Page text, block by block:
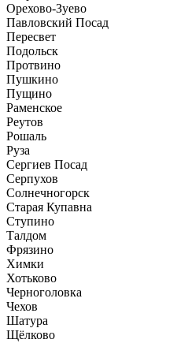
Орехово-Зуево
Павловский Посад
Пересвет
Подольск
Протвино
Пушкино
Пущино
Раменское
Реутов
Рошаль
Руза
Сергиев Посад
Серпухов
Солнечногорск
Старая Купавна
Ступино
Талдом
Фрязино
Химки
Хотьково
Черноголовка
Чехов
Шатура
Щёлково